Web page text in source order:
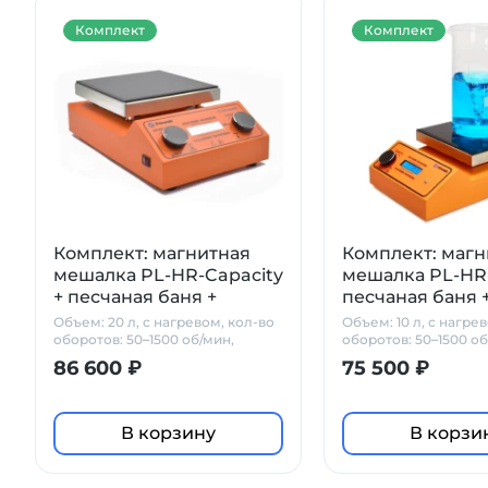
Комплект: магнитная
мешалка PL-HR-Capacity
+ песчаная баня +
PT1000 + штатив
Primelab
Объем: 20 л, с нагревом, кол-во
оборотов: 50–1500 об/мин,
стеклокерамика
86 600 ₽
В корзину
Комплект
Комплект:
мешалка PL-
песчаная баня
+ штатив
Объем: 10 л, с
оборотов: 50–1500
стеклокерамика
75 500 ₽
В
Комплект